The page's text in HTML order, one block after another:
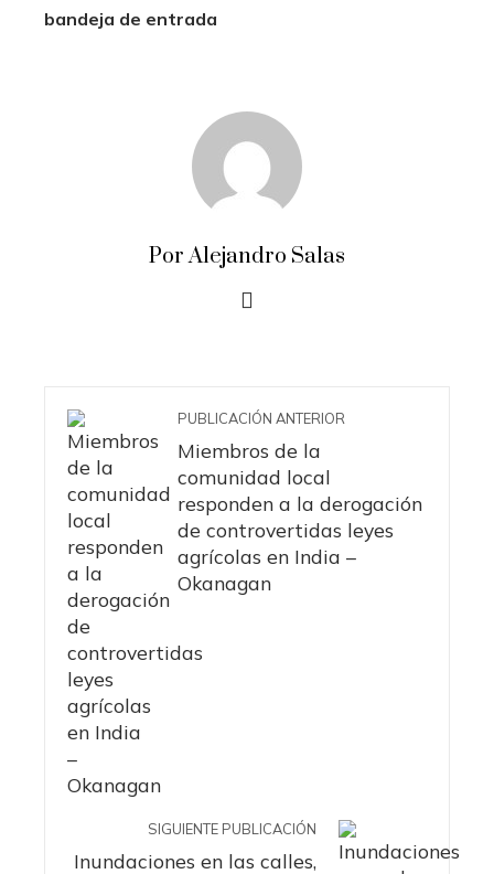
bandeja de entrada
Por Alejandro Salas
PUBLICACIÓN ANTERIOR
Miembros de la
comunidad local
responden a la derogación
de controvertidas leyes
agrícolas en India –
Okanagan
SIGUIENTE PUBLICACIÓN
Inundaciones en las calles,